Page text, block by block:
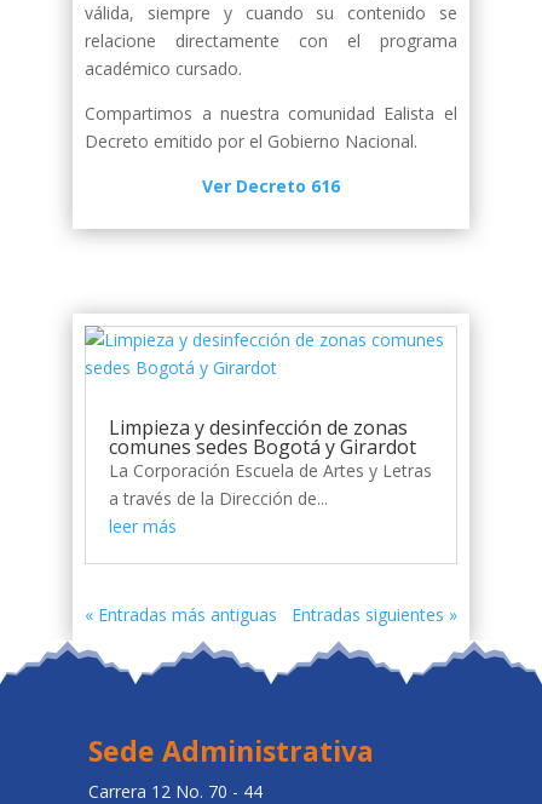
válida, siempre y cuando su contenido se
relacione directamente con el programa
académico cursado.
Compartimos a nuestra comunidad Ealista el
Decreto emitido por el Gobierno Nacional.
Ver Decreto 616
Limpieza y desinfección de zonas
comunes sedes Bogotá y Girardot
La Corporación Escuela de Artes y Letras
a través de la Dirección de...
leer más
« Entradas más antiguas Entradas siguientes »
Sede Administrativa
Carrera 12 No. 70 - 44